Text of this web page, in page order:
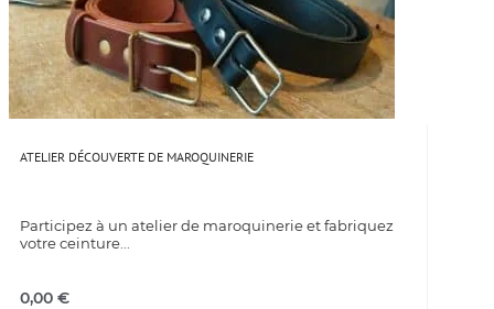
ATELIER DÉCOUVERTE DE MAROQUINERIE
Participez à un atelier de maroquinerie et fabriquez
votre ceinture...
0,00 €